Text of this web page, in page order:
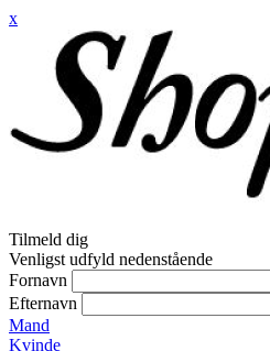
x
Tilmeld dig
Venligst udfyld nedenstående
Fornavn
Efternavn
Mand
Kvinde